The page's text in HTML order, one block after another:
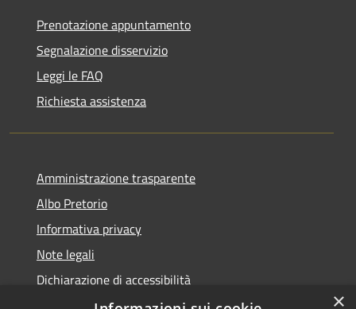
Prenotazione appuntamento
Segnalazione disservizio
Leggi le FAQ
Richiesta assistenza
Amministrazione trasparente
Albo Pretorio
Informativa privacy
Note legali
Dichiarazione di accessibilità
Dichiarazione di accessibilità dal 2025
×